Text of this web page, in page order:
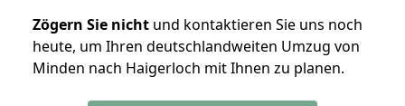
Zögern Sie nicht und kontaktieren Sie uns noch
heute, um Ihren deutschlandweiten Umzug von
Minden nach Haigerloch mit Ihnen zu planen.